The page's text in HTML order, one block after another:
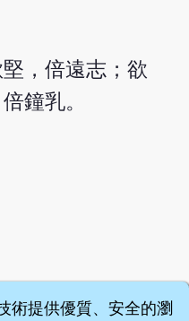
，倍遠志；欲
鐘乳。
術提供優質、安全的瀏